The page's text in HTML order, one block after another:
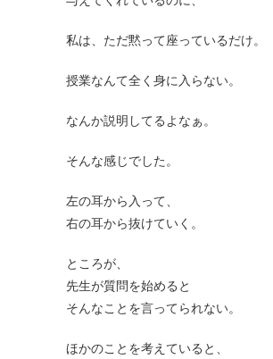
私は、ただ黙って座っているだけ。
授業なんて全く身に入らない。
なんか説明してるよなぁ。
そんな感じでした。
左の耳から入って、
右の耳から抜けていく。
ところが、
先生が質問を始めると
そんなことを言ってられない。
ほかのことを考えていると、